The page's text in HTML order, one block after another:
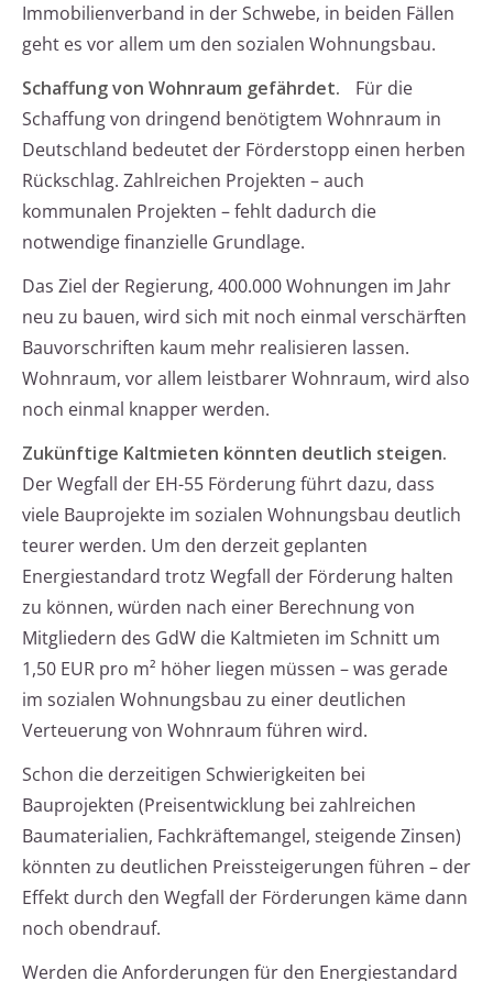
Immobilienverband in der Schwebe, in beiden Fällen
geht es vor allem um den sozialen Wohnungsbau.
Schaffung von Wohnraum gefährdet.
Für die
Schaffung von dringend benötigtem Wohnraum in
Deutschland bedeutet der Förderstopp einen herben
Rückschlag. Zahlreichen Projekten – auch
kommunalen Projekten – fehlt dadurch die
notwendige finanzielle Grundlage.
Das Ziel der Regierung, 400.000 Wohnungen im Jahr
neu zu bauen, wird sich mit noch einmal verschärften
Bauvorschriften kaum mehr realisieren lassen.
Wohnraum, vor allem leistbarer Wohnraum, wird also
noch einmal knapper werden.
Zukünftige Kaltmieten könnten deutlich steigen.
Der Wegfall der EH-55 Förderung führt dazu, dass
viele Bauprojekte im sozialen Wohnungsbau deutlich
teurer werden. Um den derzeit geplanten
Energiestandard trotz Wegfall der Förderung halten
zu können, würden nach einer Berechnung von
Mitgliedern des GdW die Kaltmieten im Schnitt um
1,50 EUR pro m² höher liegen müssen – was gerade
im sozialen Wohnungsbau zu einer deutlichen
Verteuerung von Wohnraum führen wird.
Schon die derzeitigen Schwierigkeiten bei
Bauprojekten (Preisentwicklung bei zahlreichen
Baumaterialien, Fachkräftemangel, steigende Zinsen)
könnten zu deutlichen Preissteigerungen führen – der
Effekt durch den Wegfall der Förderungen käme dann
noch obendrauf.
Werden die Anforderungen für den Energiestandard